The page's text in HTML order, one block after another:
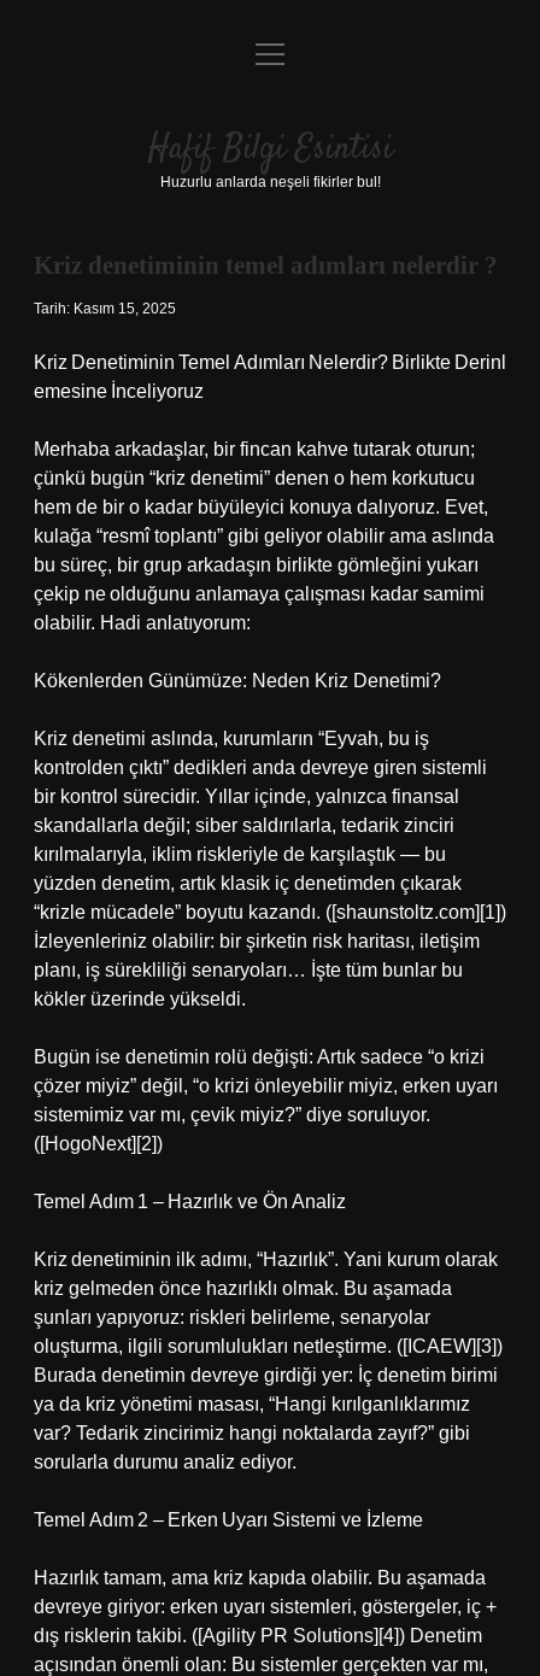
Anasayfa
Yasal Uyarı
menüyü
Hafif Bilgi Esintisi
Huzurlu anlarda neşeli fikirler bul!
Kriz denetiminin temel adımları nelerdir ?
Tarih: Kasım 15, 2025
Kriz Denetiminin Temel Adımları Nelerdir? Birlikte Derinl
emesine İnceliyoruz
Merhaba arkadaşlar, bir fincan kahve tutarak oturun;
çünkü bugün “kriz denetimi” denen o hem korkutucu
hem de bir o kadar büyüleyici konuya dalıyoruz. Evet,
kulağa “resmî toplantı” gibi geliyor olabilir ama aslında
bu süreç, bir grup arkadaşın birlikte gömleğini yukarı
çekip ne olduğunu anlamaya çalışması kadar samimi
olabilir. Hadi anlatıyorum:
Kökenlerden Günümüze: Neden Kriz Denetimi?
Kriz denetimi aslında, kurumların “Eyvah, bu iş
kontrolden çıktı” dedikleri anda devreye giren sistemli
bir kontrol sürecidir. Yıllar içinde, yalnızca finansal
skandallarla değil; siber saldırılarla, tedarik zinciri
kırılmalarıyla, iklim riskleriyle de karşılaştık — bu
yüzden denetim, artık klasik iç denetimden çıkarak
“krizle mücadele” boyutu kazandı. ([shaunstoltz.com][1])
İzleyenleriniz olabilir: bir şirketin risk haritası, iletişim
planı, iş sürekliliği senaryoları… İşte tüm bunlar bu
kökler üzerinde yükseldi.
Bugün ise denetimin rolü değişti: Artık sadece “o krizi
çözer miyiz” değil, “o krizi önleyebilir miyiz, erken uyarı
sistemimiz var mı, çevik miyiz?” diye soruluyor.
([HogoNext][2])
Temel Adım 1 – Hazırlık ve Ön Analiz
Kriz denetiminin ilk adımı, “Hazırlık”. Yani kurum olarak
kriz gelmeden önce hazırlıklı olmak. Bu aşamada
şunları yapıyoruz: riskleri belirleme, senaryolar
oluşturma, ilgili sorumlulukları netleştirme. ([ICAEW][3])
Burada denetimin devreye girdiği yer: İç denetim birimi
ya da kriz yönetimi masası, “Hangi kırılganlıklarımız
var? Tedarik zincirimiz hangi noktalarda zayıf?” gibi
sorularla durumu analiz ediyor.
Temel Adım 2 – Erken Uyarı Sistemi ve İzleme
Hazırlık tamam, ama kriz kapıda olabilir. Bu aşamada
devreye giriyor: erken uyarı sistemleri, göstergeler, iç +
dış risklerin takibi. ([Agility PR Solutions][4]) Denetim
açısından önemli olan: Bu sistemler gerçekten var mı,